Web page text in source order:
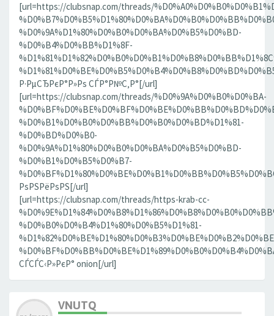
[url=https://clubsnap.com/threads/
%D0%9A%D1%80%D0%B0%D0%BA%D0%B5%D0%BD-
%D0%B4%D0%BB%D1%8F-
Р·РµСЂРєР°Р»Рѕ СЃР°Р№С‚Р°[/url]
[url=https://clubsnap.com/threads/%D0%9A%D0%B0%D0%BA-
%D0%B1%D0%B0%D0%BB%D0%B0%D0%BD%D1%81-
%D0%BD%D0%B0-
%D0%9A%D1%80%D0%B0%D0%BA%D0%B5%D0%BD-
%D0%B1%D0%B5%D0%B7-
РѕРЅРёРѕРЅ[/url]
[url=https://clubsnap.com/threads/https-krab-cc-
%D0%B0%D0%B4%D1%80%D0%B5%D1%81-
СЃСЃС‹Р»РєР° onion[/url]
VNUTQ